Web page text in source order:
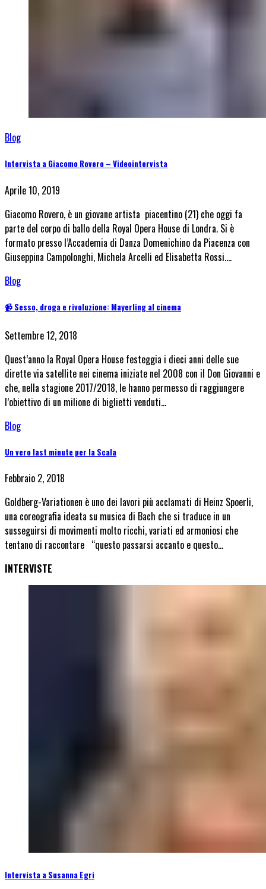
Blog
Intervista a Giacomo Rovero – Videointervista
Aprile 10, 2019
Giacomo Rovero, è un giovane artista piacentino (21) che oggi fa
parte del corpo di ballo della Royal Opera House di Londra. Si è
formato presso l’Accademia di Danza Domenichino da Piacenza con
Giuseppina Campolonghi, Michela Arcelli ed Elisabetta Rossi.…
Blog
📹 Sesso, droga e rivoluzione: Mayerling al cinema
Settembre 12, 2018
Quest’anno la Royal Opera House festeggia i dieci anni delle sue
dirette via satellite nei cinema iniziate nel 2008 con il Don Giovanni e
che, nella stagione 2017/2018, le hanno permesso di raggiungere
l’obiettivo di un milione di biglietti venduti…
Blog
Un vero last minute per la Scala
Febbraio 2, 2018
Goldberg-Variationen è uno dei lavori più acclamati di Heinz Spoerli,
una coreografia ideata su musica di Bach che si traduce in un
susseguirsi di movimenti molto ricchi, variati ed armoniosi che
tentano di raccontare “questo passarsi accanto e questo…
INTERVISTE
Intervista a Susanna Egri